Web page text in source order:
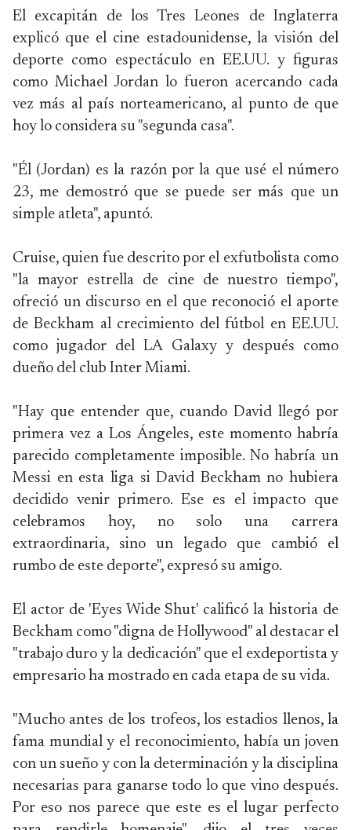
El excapitán de los Tres Leones de Inglaterra
explicó que el cine estadounidense, la visión del
deporte como espectáculo en EE.UU. y figuras
como Michael Jordan lo fueron acercando cada
vez más al país norteamericano, al punto de que
hoy lo considera su "segunda casa".
"Él (Jordan) es la razón por la que usé el número
23, me demostró que se puede ser más que un
simple atleta", apuntó.
Cruise, quien fue descrito por el exfutbolista como
"la mayor estrella de cine de nuestro tiempo",
ofreció un discurso en el que reconoció el aporte
de Beckham al crecimiento del fútbol en EE.UU.
como jugador del LA Galaxy y después como
dueño del club Inter Miami.
"Hay que entender que, cuando David llegó por
primera vez a Los Ángeles, este momento habría
parecido completamente imposible. No habría un
Messi en esta liga si David Beckham no hubiera
decidido venir primero. Ese es el impacto que
celebramos hoy, no solo una carrera
extraordinaria, sino un legado que cambió el
rumbo de este deporte", expresó su amigo.
El actor de 'Eyes Wide Shut' calificó la historia de
Beckham como "digna de Hollywood" al destacar el
"trabajo duro y la dedicación" que el exdeportista y
empresario ha mostrado en cada etapa de su vida.
"Mucho antes de los trofeos, los estadios llenos, la
fama mundial y el reconocimiento, había un joven
con un sueño y con la determinación y la disciplina
necesarias para ganarse todo lo que vino después.
Por eso nos parece que este es el lugar perfecto